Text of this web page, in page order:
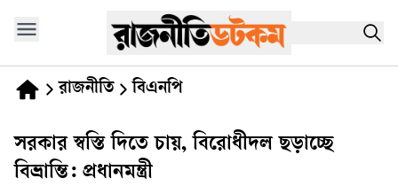
রাজনীতি বিএনপি
সরকার স্বস্তি দিতে চায়, বিরোধীদল ছড়াচ্ছে
বিভ্রান্তি: প্রধানমন্ত্রী